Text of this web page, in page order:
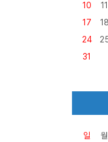
10
11
17
24
31
일
월